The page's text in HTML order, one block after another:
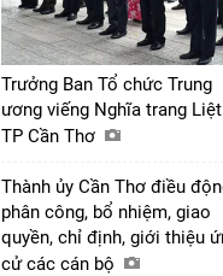
Trưởng Ban Tổ chức Trung
ương viếng Nghĩa trang
TP Cần Thơ
Thành ủy Cần Thơ điều
phân công, bổ nhiệm, giao
quyền, chỉ định, giới thiệu
cử các cán bộ